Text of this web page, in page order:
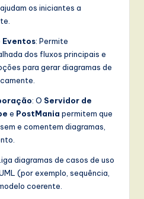
os iniciantes a
Eventos: Permite
dos fluxos principais e
para gerar diagramas de
: O Servidor de
e PostMania permitem que
e comentem diagramas,
diagramas de casos de uso
(por exemplo, sequência,
coerente.